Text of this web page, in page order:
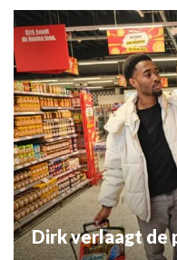
Dirk verlaagt de